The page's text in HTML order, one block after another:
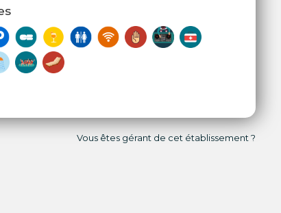
Vous êtes gérant de cet établissement ?